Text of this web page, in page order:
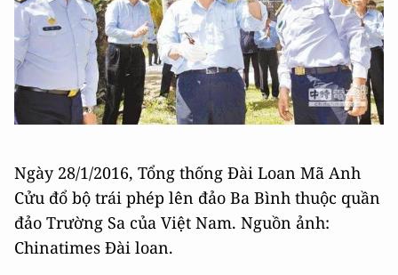
Ngày 28/1/2016, Tổng thống Đài Loan Mã Anh
Cửu đổ bộ trái phép lên đảo Ba Bình thuộc quần
đảo Trường Sa của Việt Nam. Nguồn ảnh:
Chinatimes Đài loan.